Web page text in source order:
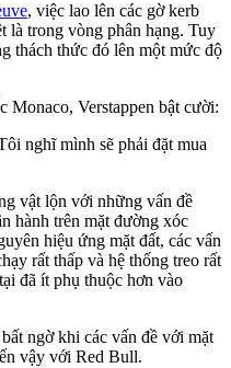
, việc lao lên các gờ kerb
là trong vòng phân hạng. Tuy
thách thức đó lên một mức độ
Monaco, Verstappen bật cười:
nghĩ mình sẽ phải đặt mua
vật lộn với những vấn đề
hành trên mặt đường xóc
hiệu ứng mặt đất, các vấn
rất thấp và hệ thống treo rất
đã ít phụ thuộc hơn vào
ngờ khi các vấn đề với mặt
vậy với Red Bull.